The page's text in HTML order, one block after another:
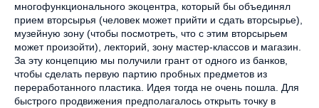
многофункционального экоцентра, который бы объединял
прием вторсырья (человек может прийти и сдать вторсырье),
музейную зону (чтобы посмотреть, что с этим вторсырьем
может произойти), лекторий, зону мастер-классов и магазин.
За эту концепцию мы получили грант от одного из банков,
чтобы сделать первую партию пробных предметов из
переработанного пластика. Идея тогда не очень пошла. Для
быстрого продвижения предполагалось открыть точку в